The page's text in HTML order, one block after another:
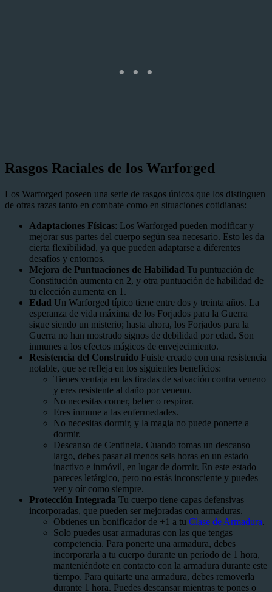
Rasgos Raciales de los Warforged
Los Warforged poseen una serie de rasgos únicos que los distinguen
de otras razas tanto en combate como en situaciones cotidianas:
Adaptaciones Físicas: Los Warforged pueden modificar y
mejorar sus partes del cuerpo según sea necesario. Esto les da
cierta flexibilidad, ya que pueden adaptarse a diferentes
desafíos y entornos.
Mejora de Puntuaciones de Habilidad Tu puntuación de
Constitución aumenta en 2, y otra puntuación de habilidad de
tu elección aumenta en 1.
Edad Un Warforged típico tiene entre dos y treinta años. La
esperanza de vida máxima de los Forjados para la Guerra
sigue siendo un misterio; hasta ahora, los Forjados para la
Guerra no han mostrado signos de debilidad por edad. Son
inmunes a los efectos mágicos de envejecimiento.
Resistencia del Construido Fuiste creado con una resistencia
notable, que se refleja en los siguientes beneficios:
Tienes ventaja en las tiradas de salvación contra veneno
y eres resistente al daño por veneno.
No necesitas comer, beber o respirar.
Eres inmune a las enfermedades.
No necesitas dormir, y la magia no puede ponerte a
dormir.
Descanso de Centinela. Cuando tomas un descanso
largo, debes pasar al menos seis horas en un estado
inactivo e inmóvil, en lugar de dormir. En este estado
pareces letárgico, pero no estás inconsciente y puedes
ver y oír como siempre.
Protección Integrada Tu cuerpo tiene capas defensivas
incorporadas, que pueden ser mejoradas con armaduras.
Obtienes un bonificador de +1 a tu Clase de Armadura.
Solo puedes usar armaduras con las que tengas
competencia. Para ponerte una armadura, debes
incorporarla a tu cuerpo durante un período de 1 hora,
manteniéndote en contacto con la armadura durante este
tiempo. Para quitarte una armadura, debes removerla
durante 1 hora. Puedes descansar mientras te pones o